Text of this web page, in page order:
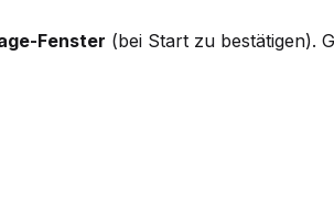
Fenster (bei Start zu bestätigen).